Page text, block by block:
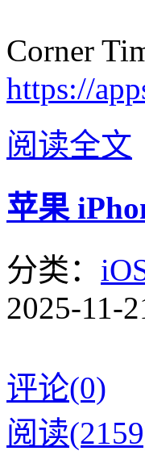
Corner
https://
阅读全文
苹果
分类：
2025-11-
评论(0)
阅读